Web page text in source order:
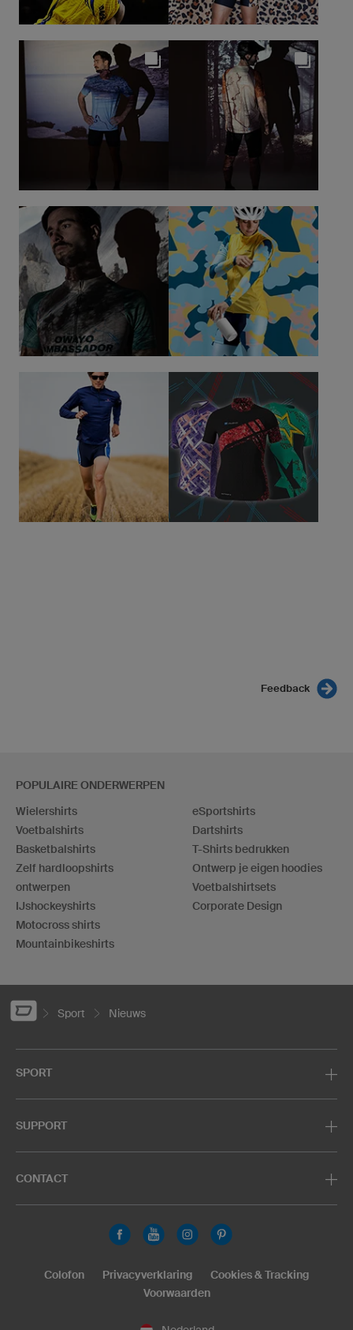
Feedback
POPULAIRE ONDERWERPEN
Wielershirts
Voetbalshirts
Basketbalshirts
Zelf hardloopshirts
ontwerpen
IJshockeyshirts
Motocross shirts
Mountainbikeshirts
eSportshirts
Dartshirts
T-Shirts bedrukken
Ontwerp je eigen hoodies
Voetbalshirtsets
Corporate Design
Sport Nieuws
SPORT
SUPPORT
CONTACT
Colofon Privacyverklaring
Cookies & Tracking
Voorwaarden